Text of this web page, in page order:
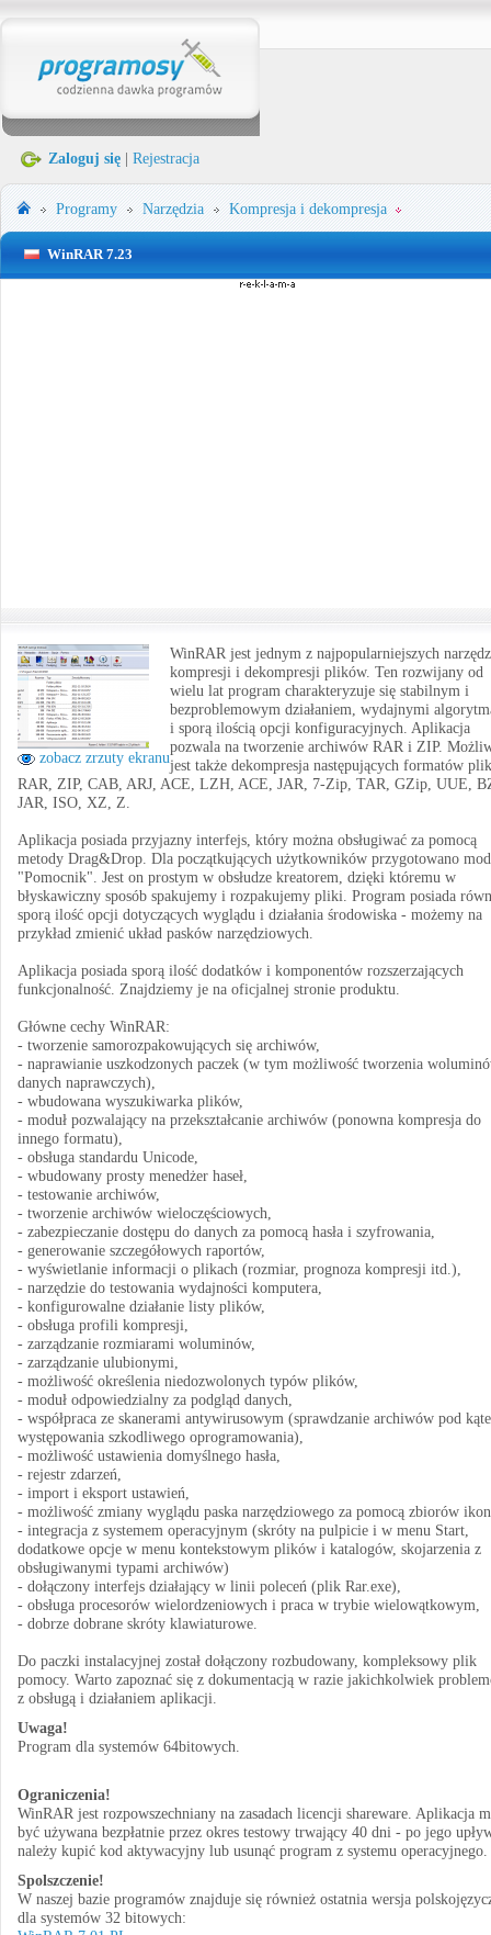
Zaloguj się Rejestracja
Programy Narzędzia Kompresja i dekompresja
WinRAR 7.23
zobacz zrzuty ekranu
WinRAR jest jednym z najpopularniejszych
kompresji i dekompresji plików. Ten rozwijany od
wielu lat program charakteryzuje się stabilnym i
bezproblemowym działaniem, wydajnymi
i sporą ilością opcji konfiguracyjnych. Aplikacja
pozwala na tworzenie archiwów RAR i ZIP.
jest także dekompresja następujących formatów
RAR, ZIP, CAB, ARJ, ACE, LZH, ACE, JAR, 7-Zip, TAR, GZip, UUE,
JAR, ISO, XZ, Z.
Aplikacja posiada przyjazny interfejs, który można obsługiwać za pomocą
metody Drag&Drop. Dla początkujących użytkowników przygotowano
"Pomocnik". Jest on prostym w obsłudze kreatorem, dzięki któremu w
błyskawiczny sposób spakujemy i rozpakujemy pliki. Program posiada
sporą ilość opcji dotyczących wyglądu i działania środowiska - możemy na
przykład zmienić układ pasków narzędziowych.
Aplikacja posiada sporą ilość dodatków i komponentów rozszerzających
funkcjonalność. Znajdziemy je na oficjalnej stronie produktu.
Główne cechy WinRAR:
- tworzenie samorozpakowujących się archiwów,
- naprawianie uszkodzonych paczek (w tym możliwość tworzenia
danych naprawczych),
- wbudowana wyszukiwarka plików,
- moduł pozwalający na przekształcanie archiwów (ponowna kompresja do
innego formatu),
- obsługa standardu Unicode,
- wbudowany prosty menedżer haseł,
- testowanie archiwów,
- tworzenie archiwów wieloczęściowych,
- zabezpieczanie dostępu do danych za pomocą hasła i szyfrowania,
- generowanie szczegółowych raportów,
- wyświetlanie informacji o plikach (rozmiar, prognoza kompresji itd.),
- narzędzie do testowania wydajności komputera,
- konfigurowalne działanie listy plików,
- obsługa profili kompresji,
- zarządzanie rozmiarami woluminów,
- zarządzanie ulubionymi,
- możliwość określenia niedozwolonych typów plików,
- moduł odpowiedzialny za podgląd danych,
- współpraca ze skanerami antywirusowym (sprawdzanie archiwów pod
występowania szkodliwego oprogramowania),
- możliwość ustawienia domyślnego hasła,
- rejestr zdarzeń,
- import i eksport ustawień,
- możliwość zmiany wyglądu paska narzędziowego za pomocą zbiorów
- integracja z systemem operacyjnym (skróty na pulpicie i w menu Start,
dodatkowe opcje w menu kontekstowym plików i katalogów, skojarzenia z
obsługiwanymi typami archiwów)
- dołączony interfejs działający w linii poleceń (plik Rar.exe),
- obsługa procesorów wielordzeniowych i praca w trybie wielowątkowym,
- dobrze dobrane skróty klawiaturowe.
Do paczki instalacyjnej został dołączony rozbudowany, kompleksowy plik
pomocy. Warto zapoznać się z dokumentacją w razie jakichkolwiek
z obsługą i działaniem aplikacji.
Uwaga!
Program dla systemów 64bitowych.
Ograniczenia!
WinRAR jest rozpowszechniany na zasadach licencji shareware. Aplikacja
być używana bezpłatnie przez okres testowy trwający 40 dni - po jego
należy kupić kod aktywacyjny lub usunąć program z systemu operacyjnego.
Spolszczenie!
W naszej bazie programów znajduje się również ostatnia wersja
dla systemów 32 bitowych: